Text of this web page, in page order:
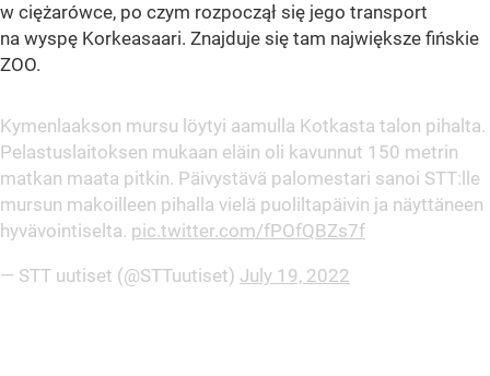
w ciężarówce, po czym rozpoczął się jego transport
na wyspę Korkeasaari. Znajduje się tam największe fińskie
ZOO.
Kymenlaakson mursu löytyi aamulla Kotkasta talon pihalta.
Pelastuslaitoksen mukaan eläin oli kavunnut 150 metrin
matkan maata pitkin. Päivystävä palomestari sanoi STT:lle
mursun makoilleen pihalla vielä puoliltapäivin ja näyttäneen
hyvävointiselta. pic.twitter.com/fPOfQBZs7f
— STT uutiset (@STTuutiset) July 19, 2022